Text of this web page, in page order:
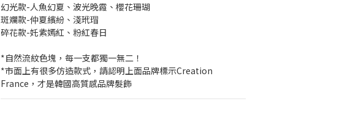
幻光款-人魚幻夏、波光晚霞、櫻花珊瑚
斑斕款-仲夏繽紛、淺玳瑁
碎花款-奼紫嫣紅、粉紅春日
*自然流紋色塊，每一支都獨一無二！
*市面上有很多仿造款式，請認明上面品牌標示Creation
France，才是韓國高質感品牌髮飾